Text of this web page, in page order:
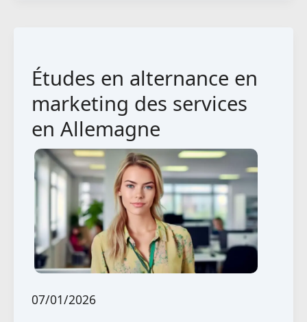
:
qu’il
faut
savoir
en
Allemagne
Études en alternance en
marketing des services
en Allemagne
07/01/2026